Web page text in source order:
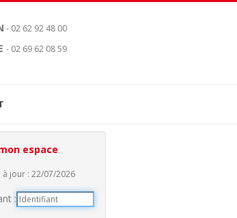
- 02 62 92 48 00
- 02 69 62 08 59
espace
jour : 22/07/2026
: